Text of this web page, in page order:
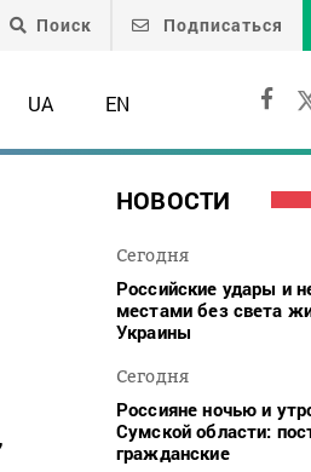
Поиск Подписаться
UA EN
НОВОСТИ
Сегодня
Российские удары и
местами без света
Украины
Сегодня
Россияне ночью и
Сумской области:
гражданские